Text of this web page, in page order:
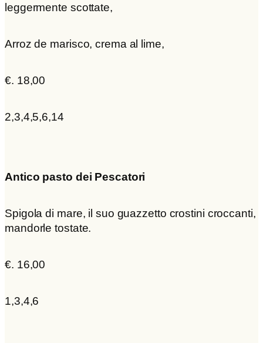
leggermente scottate,
Arroz de marisco, crema al lime,
€. 18,00
2,3,4,5,6,14
Antico pasto dei Pescatori
Spigola di mare, il suo guazzetto crostini croccanti,
mandorle tostate.
€. 16,00
1,3,4,6